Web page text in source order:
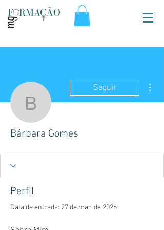
Bárbara Gomes
Seguir
Bárbara Gomes
Perfil
Data de entrada: 27 de mar. de 2026